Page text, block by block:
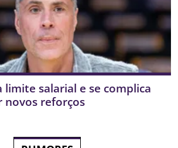
limite salarial e se complica
novos reforços